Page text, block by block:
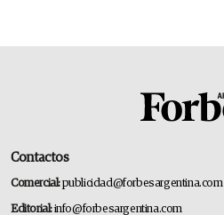
Contactos
Comercial:publicidad@forbesargentina.com
Editorial:info@forbesargentina.com